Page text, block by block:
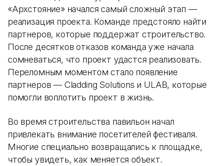
«Архстояние» начался самый сложный этап —
реализация проекта. Команде предстояло найти
партнеров, которые поддержат строительство.
После десятков отказов команда уже начала
сомневаться, что проект удастся реализовать.
Переломным моментом стало появление
партнеров — Cladding Solutions и ULAB, которые
помогли воплотить проект в жизнь.
Во время строительства павильон начал
привлекать внимание посетителей фестиваля.
Многие специально возвращались к площадке,
чтобы увидеть, как меняется объект.